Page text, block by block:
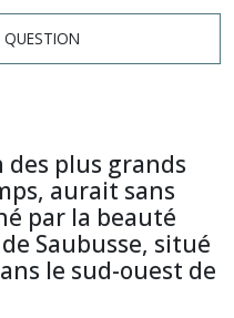
plus grands
aurait sans
par la beauté
Saubusse, situé
le sud-ouest de